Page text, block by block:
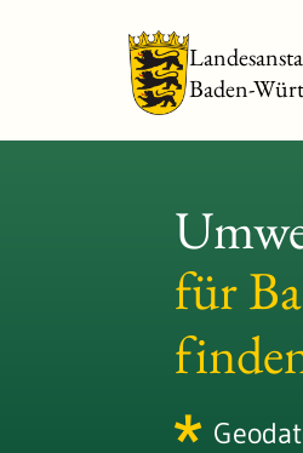
Baden-
für